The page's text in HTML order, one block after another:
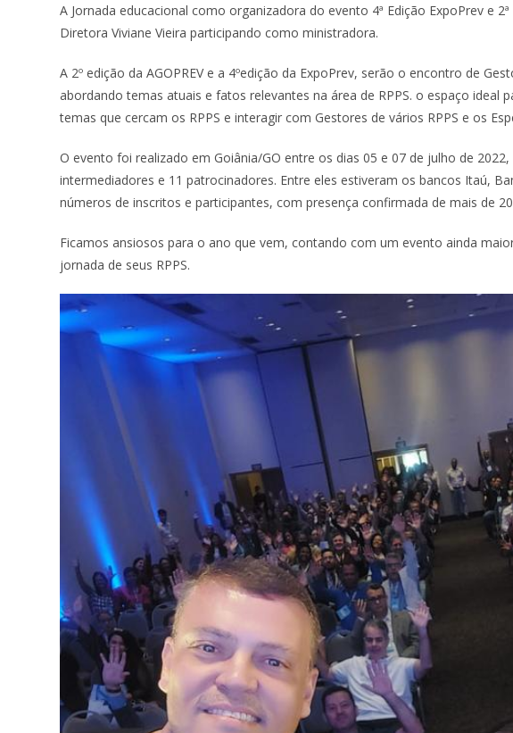
A Jornada educacional como organizadora do evento 4ª Edição ExpoPrev e
Diretora Viviane Vieira participando como ministradora.
A 2º edição da AGOPREV e a 4ºedição da ExpoPrev, serão o encontro de
abordando temas atuais e fatos relevantes na área de RPPS. o espaço ideal
temas que cercam os RPPS e interagir com Gestores de vários RPPS e os
O evento foi realizado em Goiânia/GO entre os dias 05 e 07 de julho de
intermediadores e 11 patrocinadores. Entre eles estiveram os bancos Itaú,
números de inscritos e participantes, com presença confirmada de mais de
Ficamos ansiosos para o ano que vem, contando com um evento ainda
jornada de seus RPPS.